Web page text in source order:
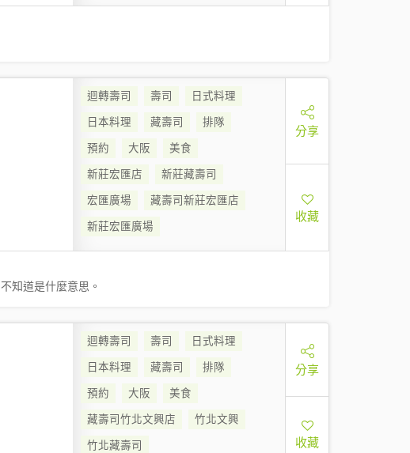
迴轉壽司 壽司
日式料理
日本料理
藏壽司
排隊
預約
大阪
美食
新莊宏匯店
新莊藏壽司
宏匯廣場
藏壽司新莊宏匯店
新莊宏匯廣場
分享
收藏
知道是什麼意思。
迴轉壽司 壽司
日式料理
日本料理
藏壽司
排隊
預約
大阪
美食
藏壽司竹北文興店
竹北文興
竹北藏壽司
分享
收藏